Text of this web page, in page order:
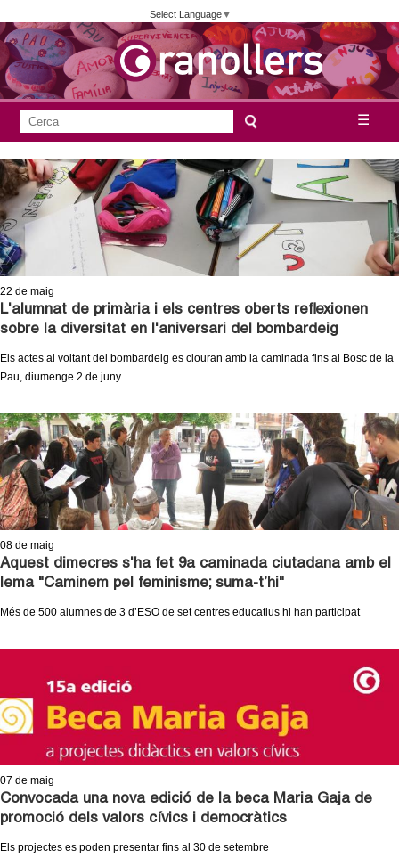
Vés
al
contingut
Select Language▼
j
u
n
t
a
e
n
t
d
e
G
r
a
n
o
l
l
e
☰
F
o
r
m
l
a
r
i
d
e
e
r
c
a
e
r
c
a
22 de maig
L'alumnat de primària i els centres oberts reflexionen
sobre la diversitat en l'aniversari del bombardeig
Els actes al voltant del bombardeig es clouran amb la caminada fins al Bosc de la
Pau, diumenge 2 de juny
08 de maig
Aquest dimecres s'ha fet 9a caminada ciutadana amb el
lema "Caminem pel feminisme; suma-t’hi"
Més de 500 alumnes de 3 d’ESO de set centres educatius hi han participat
07 de maig
Convocada una nova edició de la beca Maria Gaja de
promoció dels valors cívics i democràtics
Els projectes es poden presentar fins al 30 de setembre